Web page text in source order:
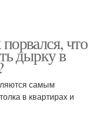
что
дырку в
самым
в квартирах и